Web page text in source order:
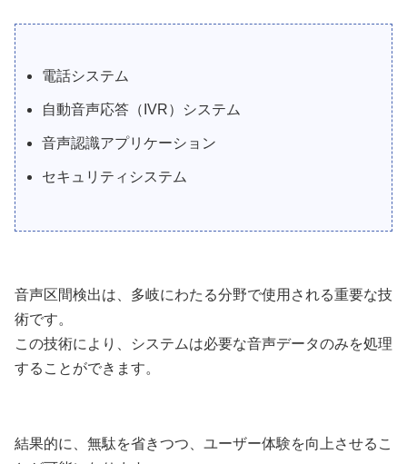
電話システム
自動音声応答（IVR）システム
音声認識アプリケーション
セキュリティシステム
音声区間検出は、多岐にわたる分野で使用される重要な技
術です。
この技術により、システムは必要な音声データのみを処理
することができます。
結果的に、無駄を省きつつ、ユーザー体験を向上させるこ